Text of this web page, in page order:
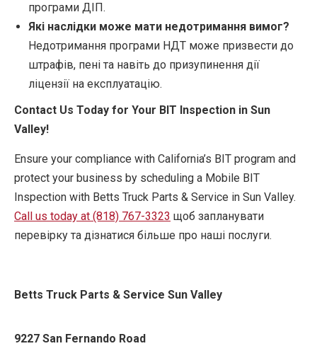
програми ДІП.
Які наслідки може мати недотримання вимог?
Недотримання програми НДТ може призвести до
штрафів, пені та навіть до призупинення дії
ліцензії на експлуатацію.
Contact Us Today for Your BIT Inspection in Sun
Valley!
Ensure your compliance with California’s BIT program and
protect your business by scheduling a Mobile BIT
Inspection with Betts Truck Parts & Service in Sun Valley.
Call us today at (818) 767-3323 щоб запланувати
перевірку та дізнатися більше про наші послуги.
Betts Truck Parts & Service Sun Valley
9227 San Fernando Road